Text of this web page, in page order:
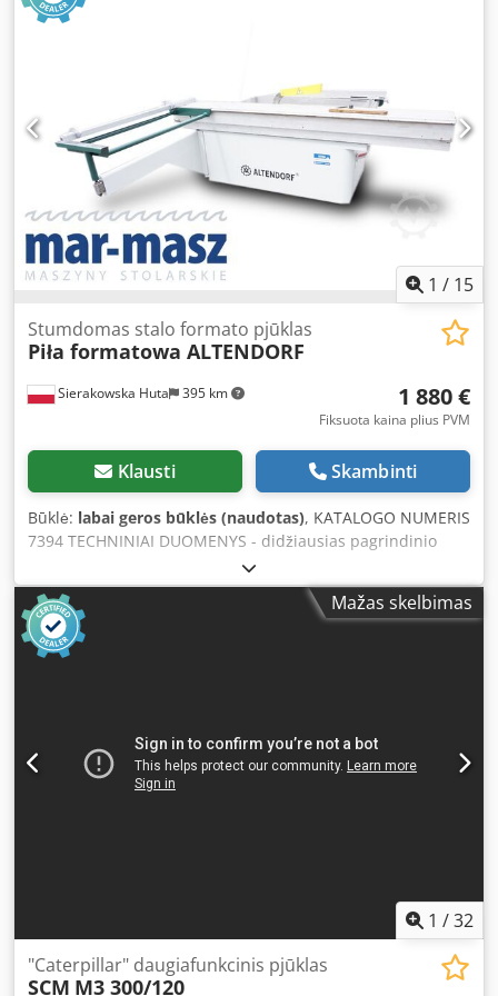
(ilgis/plotis/aukštis): 1800x1550x1500 mm - svoris apie 1700
naudota daugiapjūklė Neto kaina: 33 900 PLN Neto kaina: 8
070 EUR prie kurso 4,2 EUR (Kainos gali keistis esant
didesniems valiutų svyravimams)
1 / 15
Sierakowska Huta 395 km
Stumdomas stalo formato pjūklas
Piła formatowa ALTENDORF
1 880 €
Fiksuota kaina plius PVM
Klausti Skambinti
Būklė: labai geros būklės (naudotas), KATALOGO NUMERIS
7394 TECHNINIAI DUOMENYS - didžiausias pagrindinio
disko skersmuo 380 mm - didžiausias pjovimo aukštis 110
mm - pagrindinis diskas reguliuojamas aukštyn/žemyn -
veleno skersmuo 30 mm - veleno blokavimas - su
formatavimo vežimėliu - pjovimo ilgis su vežimėliu 2560
mm - pjovimo plotis su liniuotės kreiptuvu 810 mm - su
PRIVALUMAI – vokiška gamyba – naudota pjūklas, labai
geros būklės Grynoji kaina: 7900 PLN Chedpfxjzh Hv Eo
Alyoa Grynoji kaina: 1880 EUR, pagal 4,2 EUR kursą (Kainos
Mažas skelbimas
1 /32
"Caterpillar" daugiafunkcinis pjūklas
SCM M3 300/120